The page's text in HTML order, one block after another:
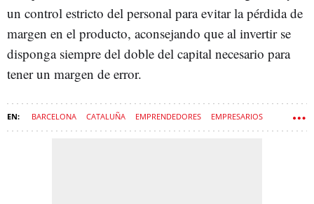
un control estricto del personal para evitar la pérdida de
margen en el producto, aconsejando que al invertir se
disponga siempre del doble del capital necesario para
tener un margen de error.
BARCELONA CATALUÑA EMPRENDEDORES EMPRESARIOS